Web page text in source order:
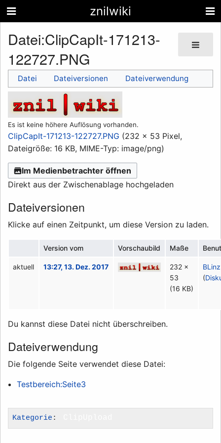
znilwiki
Datei:ClipCapIt-171213-
122727.PNG
Datei Dateiversionen Dateiverwendung
Es ist keine höhere Auflösung vorhanden.
ClipCapIt-171213-122727.PNG (232 × 53 Pixel,
Dateigröße: 16 KB, MIME-Typ: image/png)
Im Medienbetrachter öffnen
Direkt aus der Zwischenablage hochgeladen
Dateiversionen
Klicke auf einen Zeitpunkt, um diese Version zu laden.
Version vom Vorschaubild Maße
aktuell 13:27, 13. Dez. 2017
232 ×
53
(16 KB)
BLinz
(
Du kannst diese Datei nicht überschreiben.
Dateiverwendung
Die folgende Seite verwendet diese Datei:
Testbereich:Seite3
Kategorie :